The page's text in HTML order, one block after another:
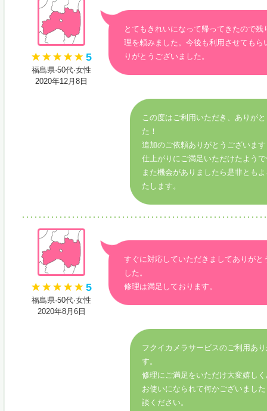
5
福島県·50代·女性
2020年12月8日
とてもきれいになって帰ってきたので残
理を頼みました。今後も利用させてもら
りがとうございました。
この度はご利用いただき、ありが
た！
追加のご依頼ありがとうございま
仕上がりにご満足いただけたよう
また機会がありましたら是非とも
たします。
5
福島県·50代·女性
2020年8月6日
すぐに対応していただきましてありがと
した。
修理は満足しております。
フクイカメラサービスのご利用あ
す。
修理にご満足をいただけ大変嬉し
お使いになられて何かございまし
談ください。